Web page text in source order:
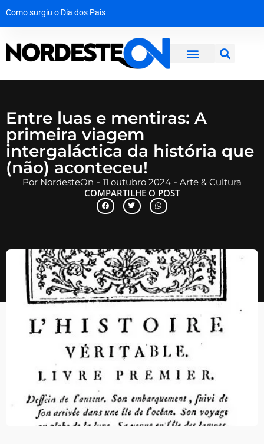
Como surgiu o Dia dos Pais
Entre luas e mentiras: A
primeira viagem
intergaláctica da história que
(não) aconteceu!
Por NordesteOn - 11 outubro 2024 - Arte & Cultura
COMPARTILHE O POST